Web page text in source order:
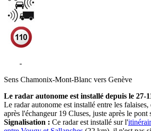
-
Sens Chamonix-Mont-Blanc vers Genève
Le radar autonome est installé depuis le 27-
Le radar autonome est installé entre les
après l'échangeur 19 Cluses, juste après le
Signalisation : Ce radar est installé sur l'